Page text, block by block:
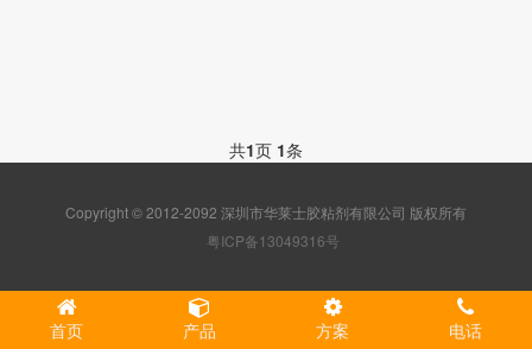
共1页 1条
Copyright © 2012-2092 深圳市华莱士胶粘剂有限公司 版权所有
粤ICP备13049316号
首页 产品 方案 电话